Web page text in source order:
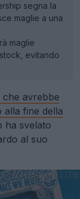
segna la
maglie a una
maglie
evitando
che avrebbe
fine della
ha svelato
al suo